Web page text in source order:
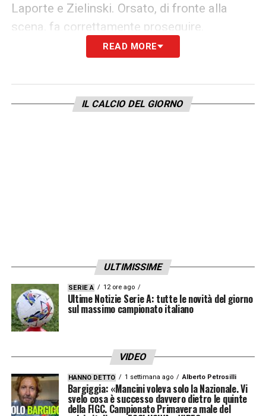
Laporte e Zielinski. Orsato, di fronte alla
scena, fa correttamente proseguire.
6′ Occasione Polonia –Bel pallone
scarica su Klich e si butta in mezzo. Il
centrocampista del Leeds invece cerca la
19′ Spagna in controllo, ma poco
pericolosa –Mette tanti palloni in area la
formazione di Luis Enrique, Rodri non riesce
a calciare nella mischia di difensori polacchi
25′ GOL DI MORATA –Buona giocata di
Gerard Moreno che si porta a spasso tutta la
linea sinistra difensiva della Polonia, arrivato
READ MORE
IL CALCIO DEL GIORNO
ULTIMISSIME
SERIE A 12 ore ago
Ultime Notizie Serie A: tutte le novità del giorno
sul massimo campionato italiano
VIDEO
HANNO DETTO 1 settimana ago Alberto Petrosilli
Bargiggia: «Mancini voleva solo la Nazionale. Vi
svelo cosa è successo davvero dietro le quinte
della FIGC. Campionato Primavera male del